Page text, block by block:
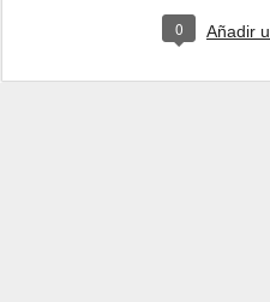
0 Añadir